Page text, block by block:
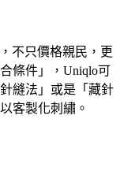
不只價格親民，更
條件」，Uniqlo可
縫法」或是「藏針
客製化刺繡。